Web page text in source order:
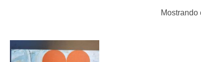
Mostrando